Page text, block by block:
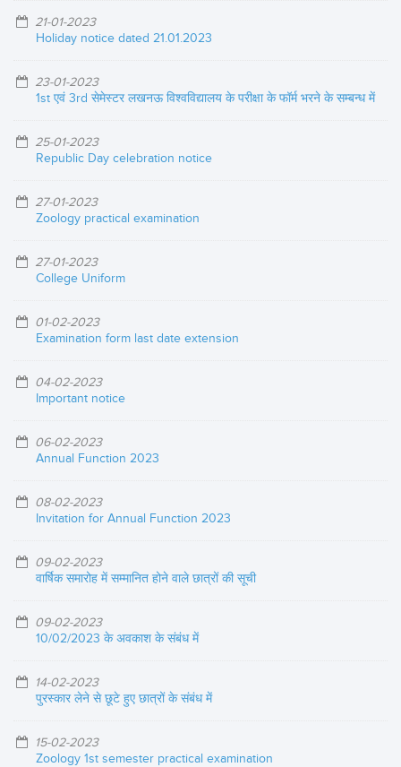
21-01-2023
Holiday notice dated 21.01.2023
23-01-2023
1st एवं 3rd सेमेस्टर लखनऊ विश्वविद्यालय के परीक्षा के फॉर्म भरने के सम्बन्ध में
25-01-2023
Republic Day celebration notice
27-01-2023
Zoology practical examination
27-01-2023
College Uniform
01-02-2023
Examination form last date extension
04-02-2023
Important notice
06-02-2023
Annual Function 2023
08-02-2023
Invitation for Annual Function 2023
09-02-2023
वार्षिक समारोह में सम्मानित होने वाले छात्रों की सूची
09-02-2023
10/02/2023 के अवकाश के संबंध में
14-02-2023
पुरस्कार लेने से छूटे हुए छात्रों के संबंध में
15-02-2023
Zoology 1st semester practical examination